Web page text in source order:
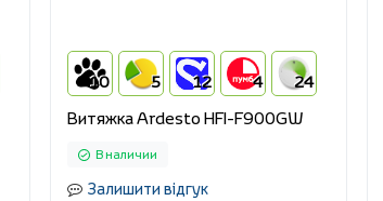
10 5 12 4 24
Витяжка Ardesto HFI-F900GW
В наличии
Залишити відгук